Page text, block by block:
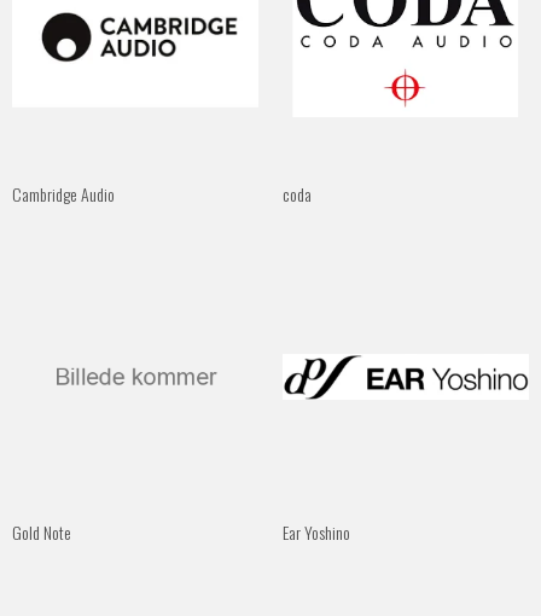
Cambridge Audio coda
Gold Note Ear Yoshino